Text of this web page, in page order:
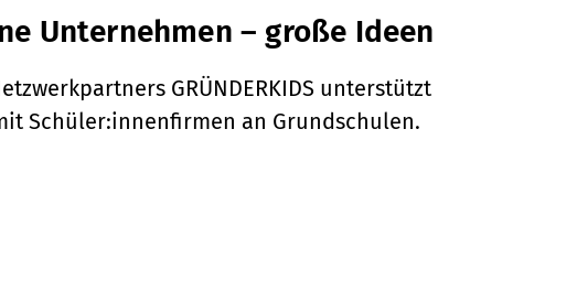
Unternehmen – große Ideen
GRÜNDERKIDS unterstützt
Schüler:innenfirmen an Grundschulen.